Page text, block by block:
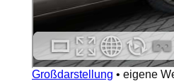
Großdarstellung • eigene